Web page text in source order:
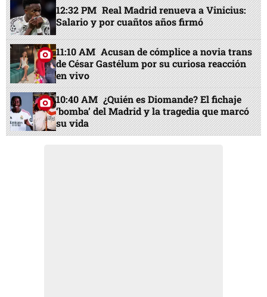
12:32 PM Real Madrid renueva a Vinicius:
Salario y por cuañtos años firmó
11:10 AM Acusan de cómplice a novia trans
de César Gastélum por su curiosa reacción
en vivo
10:40 AM ¿Quién es Diomande? El fichaje
‘bomba’ del Madrid y la tragedia que marcó
su vida